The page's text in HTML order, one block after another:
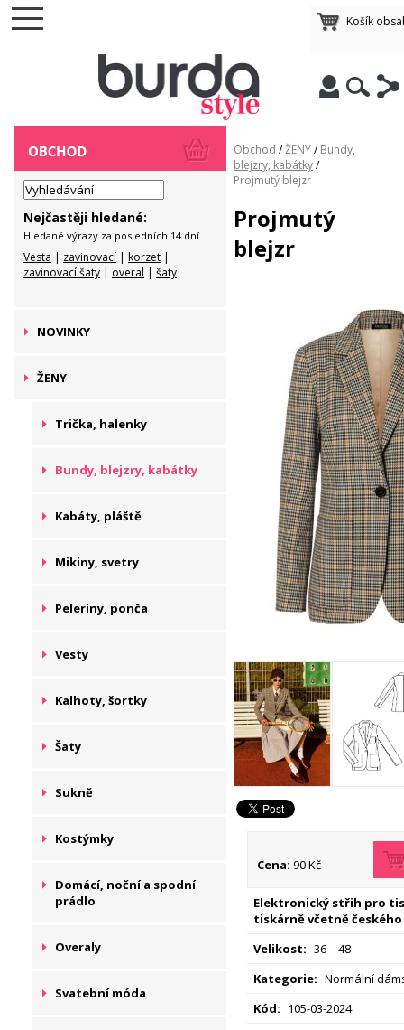
Košík
Nejčastěji hledané:
Hledané výrazy za posledních 14 dní
Vesta | zavinovací | korzet |
zavinovací šaty | overal | šaty
NOVINKY
ŽENY
Trička, halenky
Bundy, blejzry, kabátky
Kabáty, pláště
Mikiny, svetry
Peleríny, ponča
Vesty
Kalhoty, šortky
Šaty
Sukně
Kostýmky
Domácí, noční a spodní
prádlo
Overaly
Svatební móda
Obchod /ŽENY/ Bundy,
blejzry, kabátky/
Projmutý blejzr
Projmutý
blejzr
Cena: 90 Kč
Elektronický střih pro
tiskárně včetně českého
Velikost: 36 – 48
Kategorie: Normální
Kód: 105-03-2024